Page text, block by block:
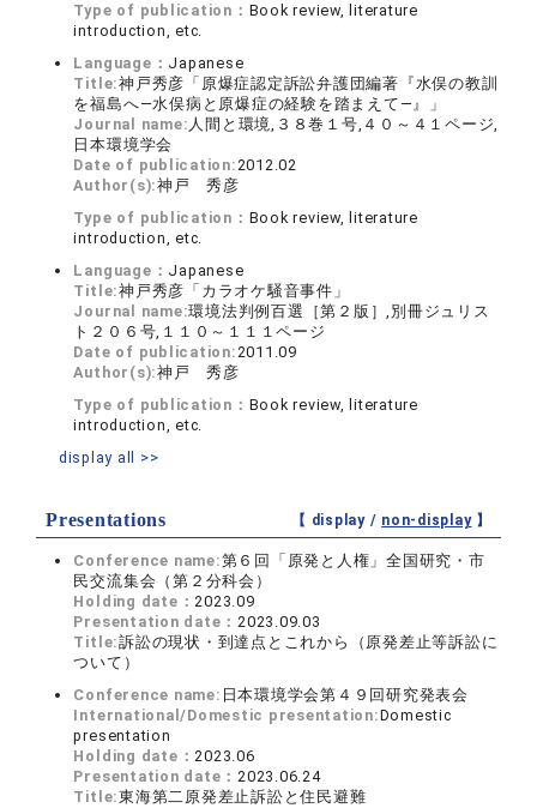
Type of publication： Book review, literature
introduction, etc.
Language： Japanese
Title:神戸秀彦「原爆症認定訴訟弁護団編著『水俣の教訓
を福島へ―水俣病と原爆症の経験を踏まえて―』」
Journal name: 人間と環境,３８巻１号,４０～４１ページ,
日本環境学会
Date of publication:2012.02
Author(s):神戸 秀彦
Type of publication： Book review, literature
introduction, etc.
Language： Japanese
Title:神戸秀彦「カラオケ騒音事件」
Journal name:環境法判例百選［第２版］,別冊ジュリス
ト２０６号,１１０～１１１ページ
Date of publication:2011.09
Author(s):神戸 秀彦
Type of publication： Book review, literature
introduction, etc.
display all >>
Presentations 【 display / non-display】
Conference name:第６回「原発と人権」全国研究・市
民交流集会（第２分科会）
Holding date：2023.09
Presentation date：2023.09.03
Title:訴訟の現状・到達点とこれから（原発差止等訴訟に
ついて）
Conference name: 日本環境学会第４９回研究発表会
International/Domestic presentation:Domestic
presentation
Holding date：2023.06
Presentation date：2023.06.24
Title:東海第二原発差止訴訟と住民避難